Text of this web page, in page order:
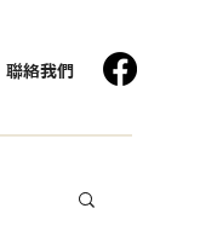
聯絡我們